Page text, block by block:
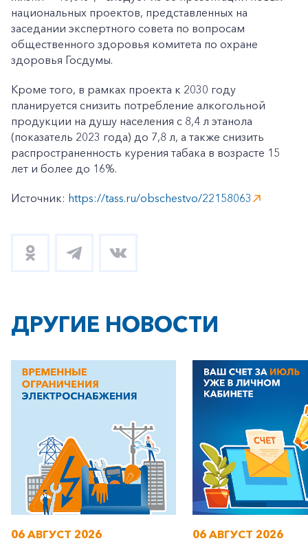
+7-800-700-24-57
национальных проектов, представленных на
заседании экспертного совета по вопросам
общественного здоровья комитета по охране
здоровья Госдумы.
Кроме того, в рамках проекта к 2030 году
планируется снизить потребление алкогольной
продукции на душу населения с 8,4 л этанола
(показатель 2023 года) до 7,8 л, а также снизить
распространенность курения табака в возрасте 15
лет и более до 16%.
Источник: https://tass.ru/obschestvo/22158063
ДРУГИЕ НОВОСТИ
06 АВГУСТ 2026 06 АВГУСТ 2026